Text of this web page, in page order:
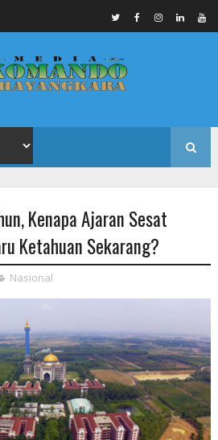
Kenapa Ajaran Sesat
Ketahuan Sekarang?
Nasional